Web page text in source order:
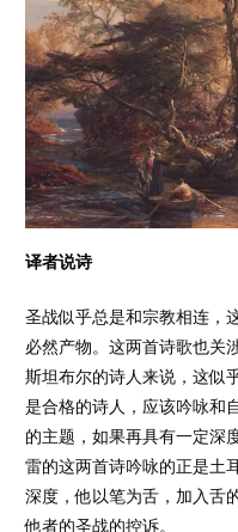
译者说诗
圣战似乎总是和宗教相连，
必然产物。这两首诗歌也关
斯坦布尔的诗人来说，这似
是合格的诗人，应该吟咏和
的主题，如果再具有一定深
雷的这两首诗吟咏的正是土
深度，他以笔为舌，加入舌
他者的圣战的控诉。